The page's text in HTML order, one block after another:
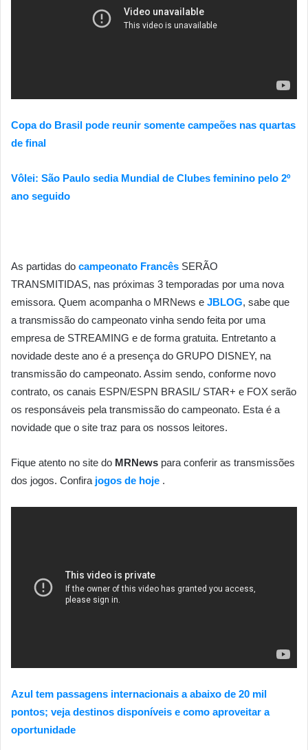
Copa do Brasil pode reunir somente campeões nas quartas
de final
Vôlei: São Paulo sedia Mundial de Clubes feminino pelo 2º
ano seguido
As partidas do campeonato Francês SERÃO
TRANSMITIDAS, nas próximas 3 temporadas por uma nova
emissora. Quem acompanha o MRNews e JBLOG, sabe que
a transmissão do campeonato vinha sendo feita por uma
empresa de STREAMING e de forma gratuita. Entretanto a
novidade deste ano é a presença do GRUPO DISNEY, na
transmissão do campeonato. Assim sendo, conforme novo
contrato, os canais ESPN/ESPN BRASIL/ STAR+ e FOX serão
os responsáveis pela transmissão do campeonato. Esta é a
novidade que o site traz para os nossos leitores.
Fique atento no site do MRNews para conferir as transmissões
dos jogos. Confira jogos de hoje .
Azul tem passagens internacionais a abaixo de 20 mil
pontos; veja destinos disponíveis e como aproveitar a
oportunidade